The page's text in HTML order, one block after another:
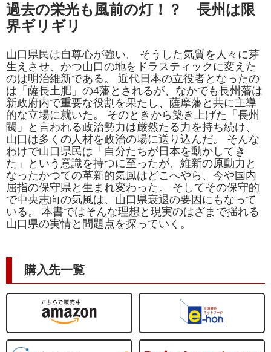
過去の栄光も風前の灯！？ 長州は限
界ギリギリ
山口県民は自尊心が強い。 そうした気質を人々に芽
生えさせ、かつ山口の地をドラスティックに変えた
のは明治維新である。 近代日本の立役者となったの
は「薩長土肥」の4藩とされるが、なかでも長州藩は
新政府内で重要な役割を果たし、薩摩藩と共に主導
的な立場に就いた。 そのときから築き上げた「長州
閥」と言われる政治勢力は厳然たる力を持ち続け、
山口は多くの人材を政治の場に送り込んだ。 そんな
わけで山口県民は「自分たちが日本を動かしてき
た」という意識を持つに至ったが、維新の原動力と
なったかつての革新的気風はどこへやら、今や国内
屈指の保守県と生まれ変わった。 そしてその保守的
で中央志向の気風は、山口県衰退の要因にもなって
いる。 本書ではそんな理想と現実のはざまで揺れる
山口県の実情と問題点を探っていく。
購入先一覧